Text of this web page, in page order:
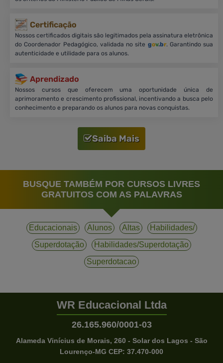
Certificação
Nossos certificados digitais são legitimados pela assinatura eletrônica
do Coordenador Pedagógico, validada no site gov.br. Garantindo sua
autenticidade e utilidade para os alunos.
Aprendizado
Nossos cursos que oferecem uma oportunidade única de
aprimoramento e crescimento profissional, incentivando a busca pelo
conhecimento e preparando os alunos para novas conquistas.
Saiba Mais
BUSQUE TAMBÉM POR CURSOS LIVRES
GRATUITOS COM AS PALAVRAS
Educacionais Alunos Altas
Habilidades/
Superdotação
Habilidades/superdotação
Superdotacao
WR Educacional Ltda
26.165.960/0001-03
Alameda Vinícius de Morais, 260 - Solar dos Lagos - São
Lourenço-MG CEP: 37.470-000